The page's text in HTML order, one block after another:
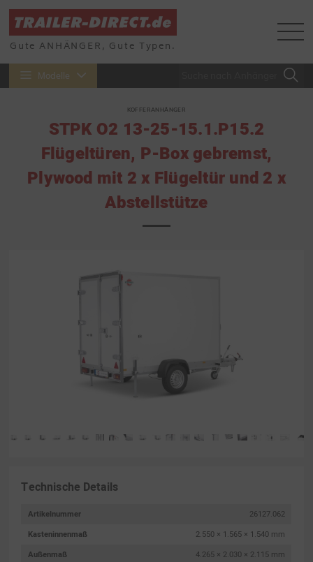
Gute ANHÄNGER, Gute Typen.
Modelle
KOFFERANHÄNGER
STPK O2 13-25-15.1.P15.2
Flügeltüren, P-Box gebremst,
Plywood mit 2 x Flügeltür und 2 x
Abstellstütze
Technische Details
Artikelnummer
26127.062
Kasteninnenmaß
2.550 × 1.565 × 1.540 mm
Außenmaß
4.265 × 2.030 × 2.115 mm